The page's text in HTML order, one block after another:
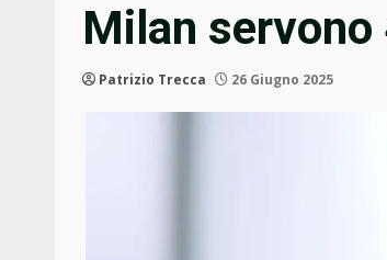
Milan
Patrizio Trecca 26 Giugno 2025